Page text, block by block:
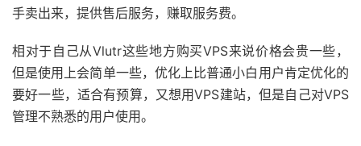
手卖出来，提供售后服务，赚取服务费。
相对于自己从Vlutr这些地方购买VPS来说价格会贵一些，
但是使用上会简单一些，优化上比普通小白用户肯定优化的
要好一些，适合有预算，又想用VPS建站，但是自己对VPS
管理不熟悉的用户使用。